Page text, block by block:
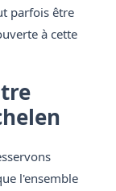
parfois être
à cette
l'ensemble